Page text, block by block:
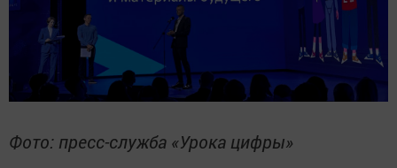
Фото: пресс-служба «Урока цифры»